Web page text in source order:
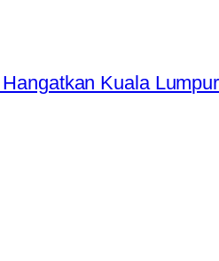
Kuala